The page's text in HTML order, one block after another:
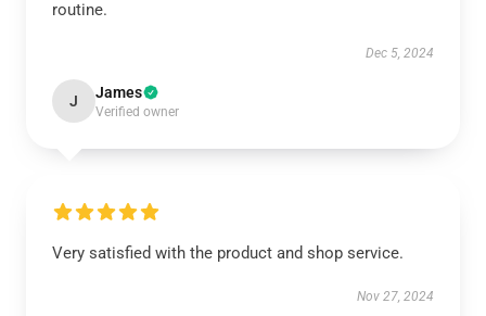
routine.
Dec 5, 2024
J James
Verified owner
Very satisfied with the product and shop service.
Nov 27, 2024